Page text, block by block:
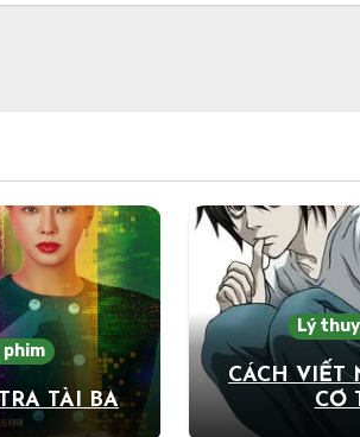
phim
TÀI BA
Lý
CÁCH VIẾT
CƠ